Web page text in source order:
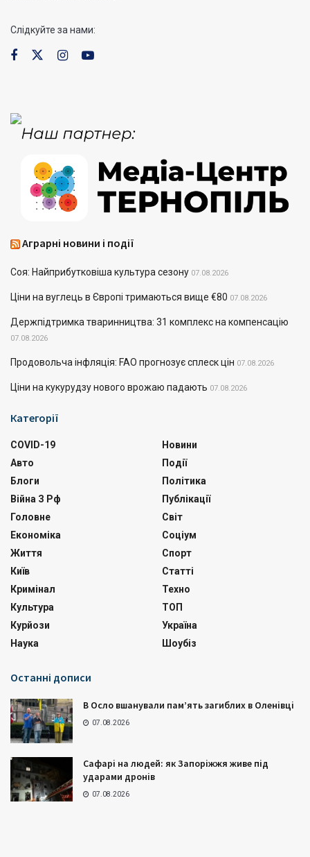
Слідкуйте за нами:
Аграрні новини і події
Соя: Найприбутковіша культура сезону 07.08.2026
Ціни на вуглець в Європі тримаються вище €80 07.08.2026
Держпідтримка тваринництва: 31 комплекс на компенсацію
07.08.2026
Продовольча інфляція: FAO прогнозує сплеск цін 07.08.2026
Ціни на кукурудзу нового врожаю падають 07.08.2026
Категорії
COVID-19
Авто
Блоги
Війна З Рф
Головне
Економіка
Життя
Київ
Кримінал
Культура
Курйози
Наука
Новини
Події
Політика
Публікації
Світ
Соціум
Спорт
Статті
Техно
ТОП
Україна
Шоубіз
Останні дописи
В Осло вшанували пам’ять загиблих в Оленівці
07.08.2026
Сафарі на людей: як Запоріжжя живе під
ударами дронів
07.08.2026